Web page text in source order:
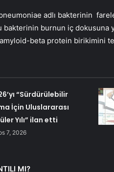
adlı bakterinin
burnun iç dokusuna
beta protein birikimini
“Sürdürülebilir
İçin Uluslararası
Yılı” ilan etti
7, 2026
MI?